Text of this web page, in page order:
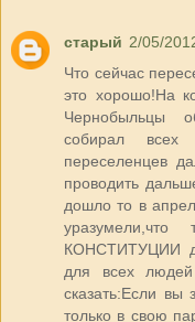
старый 2/05/
Что сейчас
это хорошо!На
Чернобыльцы
собирал всех
переселенцев
проводить
дошло то в
КОНСТИТУЦИИ
для всех людей
сказать:Если вы
только в свою